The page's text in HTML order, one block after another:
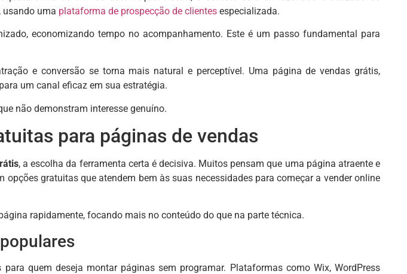
usando uma plataforma de prospecção de clientesespecializada.
economizando tempo no acompanhamento. Este é um passo fundamental para
e conversão se torna mais natural e perceptível. Uma página de vendas grátis,
um canal eficaz em sua estratégia.
não demonstram interesse genuíno.
para páginas de vendas
, a escolha da ferramenta certa é decisiva. Muitos pensam que uma página atraente e
gratuitas que atendem bem às suas necessidades para começar a vender online
rapidamente, focando mais no conteúdo do que na parte técnica.
quem deseja montar páginas sem programar. Plataformas como Wix, WordPress